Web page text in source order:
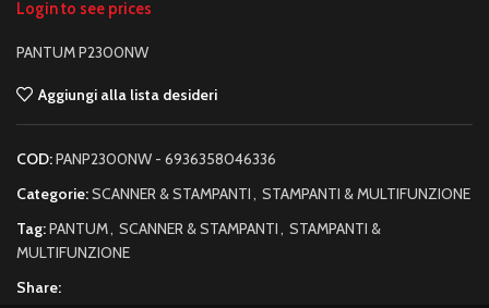
Login to see prices
PANTUM P2300NW
Aggiungi alla lista desideri
COD:PANP2300NW - 6936358046336
Categorie:SCANNER & STAMPANTI, STAMPANTI & MULTIFUNZIONE
Tag:PANTUM, SCANNER & STAMPANTI, STAMPANTI &
MULTIFUNZIONE
Share: